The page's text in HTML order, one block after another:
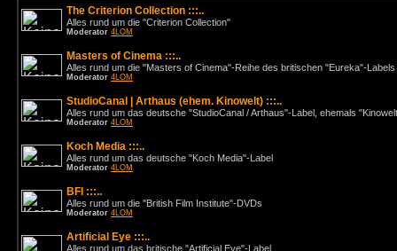
The Criterion Collection :::..
Alles rund um die "Criterion Collection"
Moderator 4LOM
Masters of Cinema :::..
Alles rund um die "Masters of Cinema"-Reihe des britischen "Eureka"-Labels
Moderator 4LOM
StudioCanal | Arthaus (ehem. Kinowelt) :::..
Alles rund um das deutsche "StudioCanal / Arthaus"-Label, ehemals
Moderator 4LOM
Koch Media :::..
Alles rund um das deutsche "Koch Media"-Label
Moderator 4LOM
BFI :::..
Alles rund um die "British Film Institute"-DVDs
Moderator 4LOM
Artificial Eye :::..
Alles rund um das britische "Artificial Eye"-Label